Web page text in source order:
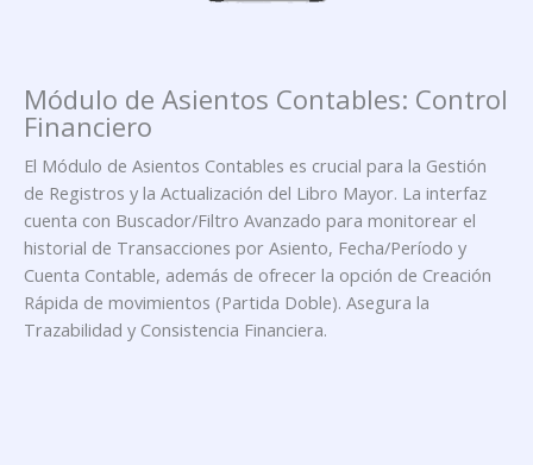
Módulo de Asientos Contables: Control
Financiero
El Módulo de Asientos Contables es crucial para la Gestión
de Registros y la Actualización del Libro Mayor. La interfaz
cuenta con Buscador/Filtro Avanzado para monitorear el
historial de Transacciones por Asiento, Fecha/Período y
Cuenta Contable, además de ofrecer la opción de Creación
Rápida de movimientos (Partida Doble). Asegura la
Trazabilidad y Consistencia Financiera.